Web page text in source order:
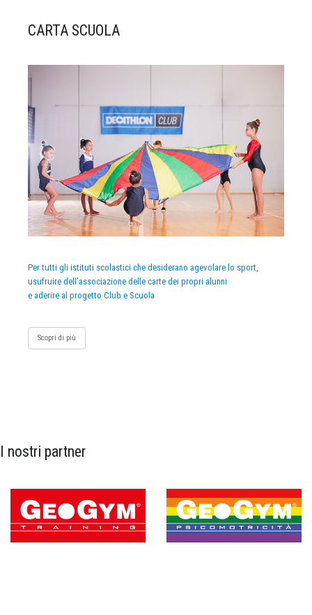
CARTA SCUOLA
Per tutti gli istituti scolastici che desiderano agevolare lo sport,
usufruire dell’associazione delle carte dei propri alunni
e aderire al progetto Club e Scuola
Scopri di più
I nostri partner